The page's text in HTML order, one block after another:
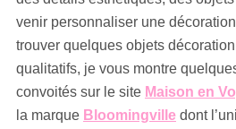
venir personnaliser une
trouver quelques objets
qualitatifs, je vous montre
convoités sur le site Maison en
la marque Bloomingville dont